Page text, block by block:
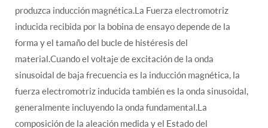
produzca inducción magnética.La Fuerza electromotriz
inducida recibida por la bobina de ensayo depende de la
forma y el tamaño del bucle de histéresis del
material.Cuando el voltaje de excitación de la onda
sinusoidal de baja frecuencia es la inducción magnética, la
fuerza electromotriz inducida también es la onda sinusoidal,
generalmente incluyendo la onda fundamental.La
composición de la aleación medida y el Estado del